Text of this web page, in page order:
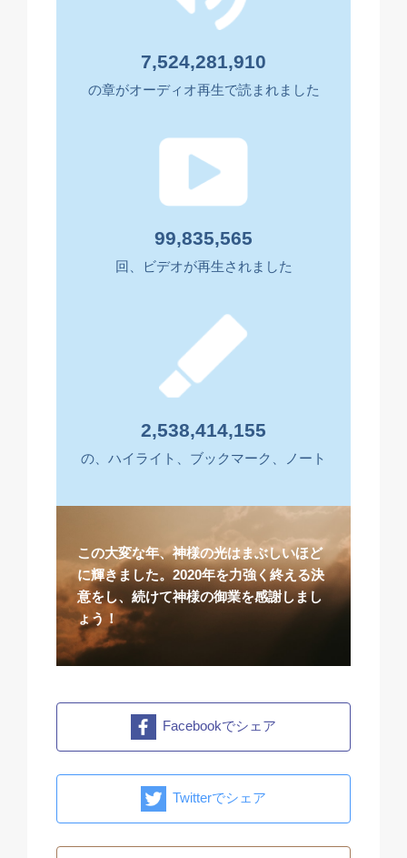
7,524,281,910
の章がオーディオ再生で読まれました
99,835,565
回、ビデオが再生されました
2,538,414,155
の、ハイライト、ブックマーク、ノート
この大変な年、神様の光はまぶしいほど
に輝きました。2020年を力強く終える決
意をし、続けて神様の御業を感謝しまし
ょう！​
Facebookでシェア
Twitterでシェア